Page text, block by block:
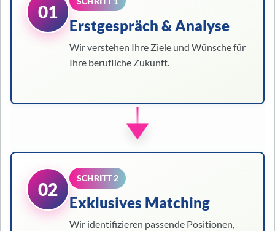
01
Erstgespräch & Analyse
Wir verstehen Ihre Ziele und Wünsche für
Ihre berufliche Zukunft.
02
SCHRITT 2
Exklusives Matching
Wir identifizieren passende Positionen,